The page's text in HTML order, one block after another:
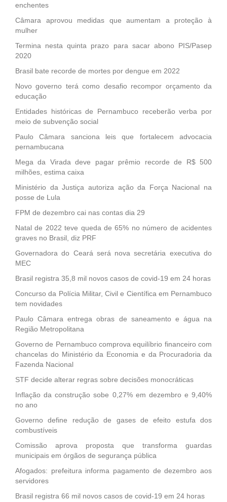
enchentes
Câmara aprovou medidas que aumentam a proteção à
mulher
Termina nesta quinta prazo para sacar abono PIS/Pasep
2020
Brasil bate recorde de mortes por dengue em 2022
Novo governo terá como desafio recompor orçamento da
educação
Entidades históricas de Pernambuco receberão verba por
meio de subvenção social
Paulo Câmara sanciona leis que fortalecem advocacia
pernambucana
Mega da Virada deve pagar prêmio recorde de R$ 500
milhões, estima caixa
Ministério da Justiça autoriza ação da Força Nacional na
posse de Lula
FPM de dezembro cai nas contas dia 29
Natal de 2022 teve queda de 65% no número de acidentes
graves no Brasil, diz PRF
Governadora do Ceará será nova secretária executiva do
MEC
Brasil registra 35,8 mil novos casos de covid-19 em 24 horas
Concurso da Polícia Militar, Civil e Científica em Pernambuco
tem novidades
Paulo Câmara entrega obras de saneamento e água na
Região Metropolitana
Governo de Pernambuco comprova equilíbrio financeiro com
chancelas do Ministério da Economia e da Procuradoria da
Fazenda Nacional
STF decide alterar regras sobre decisões monocráticas
Inflação da construção sobe 0,27% em dezembro e 9,40%
no ano
Governo define redução de gases de efeito estufa dos
combustíveis
Comissão aprova proposta que transforma guardas
municipais em órgãos de segurança pública
Afogados: prefeitura informa pagamento de dezembro aos
servidores
Brasil registra 66 mil novos casos de covid-19 em 24 horas